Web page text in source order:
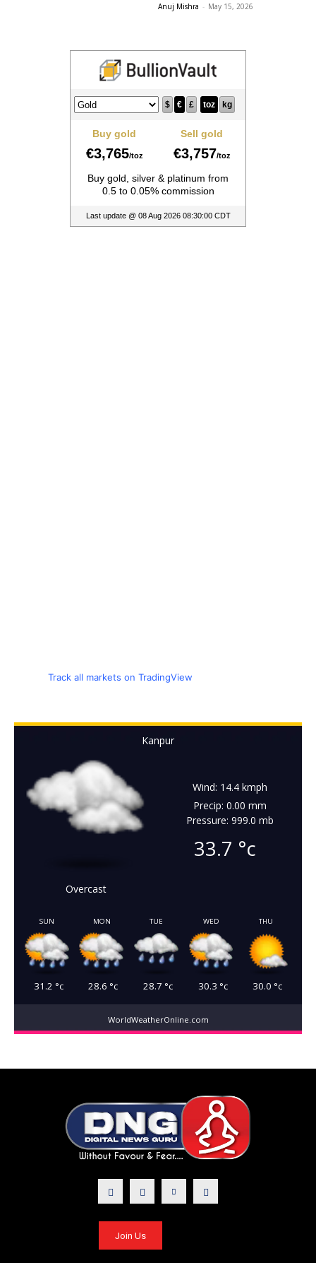
Anuj Mishra - May 15, 2026
Track all markets on TradingView
Kanpur
Overcast
Wind: 14.4 kmph
Precip: 0.00 mm
Pressure: 999.0 mb
33.7 °c
SUN
31.2 °c
MON
28.6 °c
TUE
28.7 °c
WED
30.3 °c
THU
30.0 °c
WorldWeatherOnline.com
Join Us